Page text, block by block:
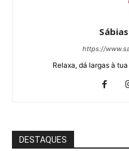
https://
Relaxa, dá largas à
DESTAQUES